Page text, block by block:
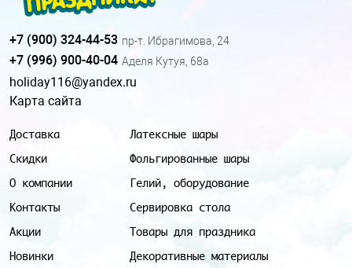
Доставка
Скидки
О компании
Контакты
Акции
Новинки
Латексные шары
Фольгированные шары
Гелий, оборудование
Сервировка стола
Товары для праздника
Декоративные материалы
+7 (900) 324-44-53 пр-т. Ибрагимова, 24
+7 (996) 900-40-04 Аделя Кутуя, 68а
holiday116@yandex.ru
Карта сайта